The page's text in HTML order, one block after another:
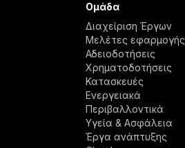
Ομάδα
Διαχείριση Έργων
Μελέτες εφαρμογής
Αδειοδοτήσεις
Χρηματοδοτήσεις
Κατασκευές
Ενεργειακά
Περιβαλλοντικά
Υγεία & Ασφάλεια
Έργα ανάπτυξης